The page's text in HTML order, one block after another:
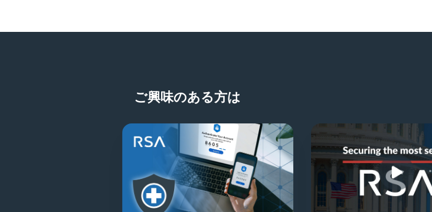
ご興味のある方は